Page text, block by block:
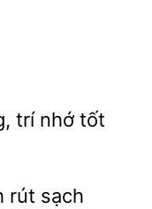
trí nhớ tốt
rút sạch